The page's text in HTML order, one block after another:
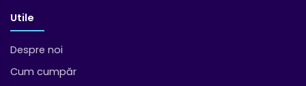
Utile
Despre noi
Cum cumpăr